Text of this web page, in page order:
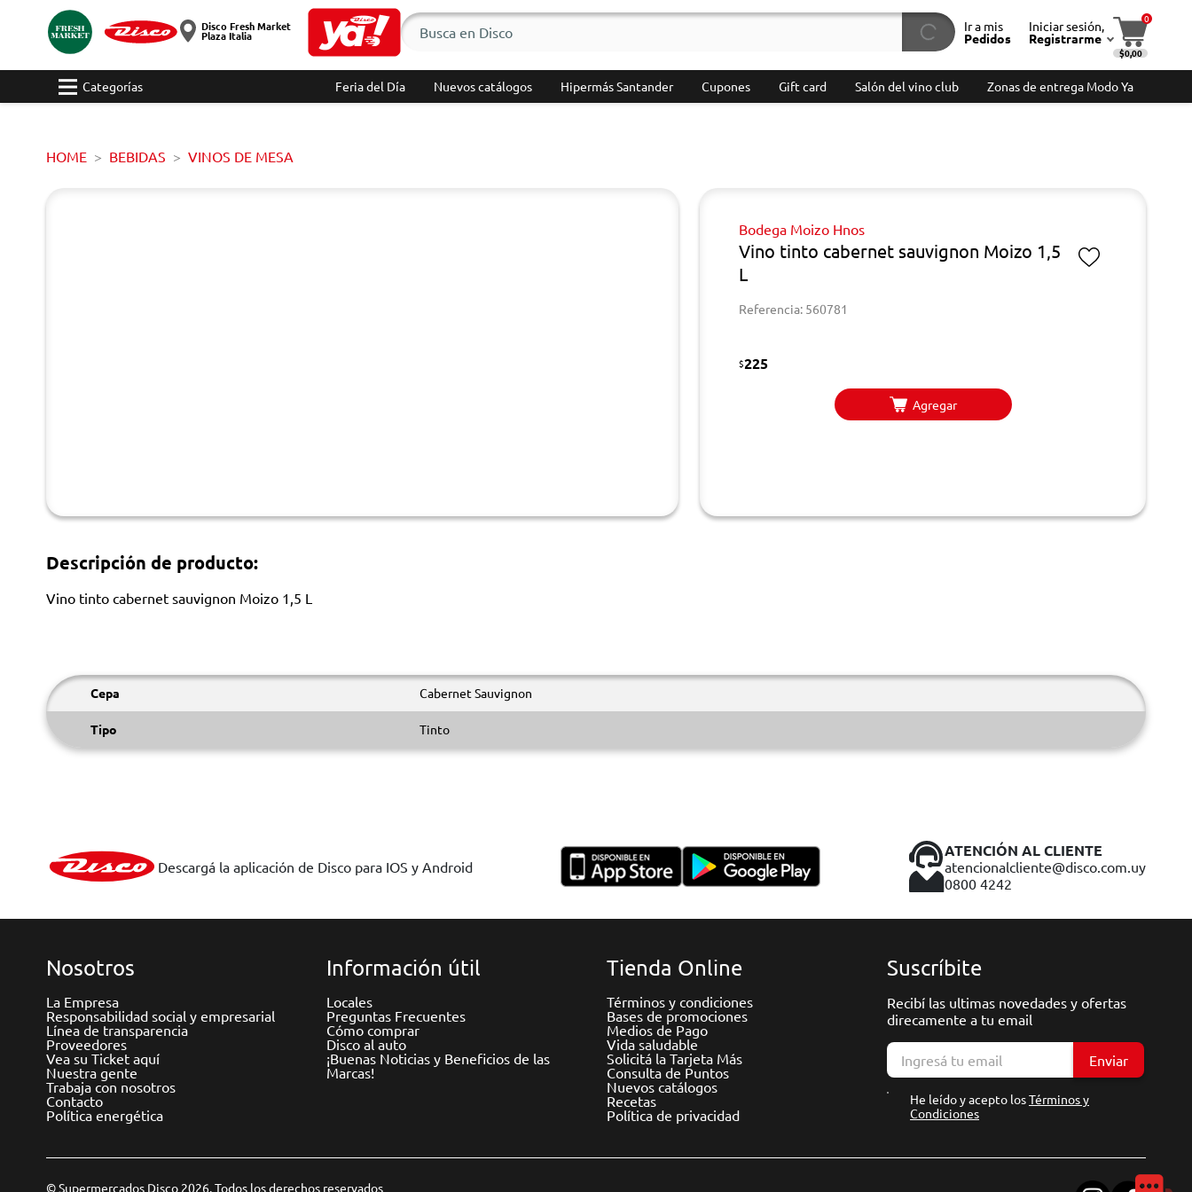
Disco Fresh Market
Plaza Italia
Ir a mis
Pedidos
Iniciar sesión,
Registrarme
0
$0,00
Categorías Feria del Día Nuevos catálogos Hipermás Santander Cupones Gift card Salón del vino club Zonas de entrega Modo Ya
HOME BEBIDAS VINOS DE MESA
Bodega Moizo Hnos
Vino tinto cabernet sauvignon Moizo 1,5
L
Referencia: 560781
$225
Agregar
Descripción de producto:
Vino tinto cabernet sauvignon Moizo 1,5 L
Cepa Cabernet Sauvignon
Tipo Tinto
Descargá la aplicación de Disco para IOS y Android
ATENCIÓN AL CLIENTE
atencionalcliente@disco.com.uy
0800 4242
Nosotros
La Empresa
Responsabilidad social y empresarial
Línea de transparencia
Proveedores
Vea su Ticket aquí
Nuestra gente
Trabaja con nosotros
Contacto
Política energética
Información útil
Locales
Preguntas Frecuentes
Cómo comprar
Disco al auto
¡Buenas Noticias y Beneficios de las
Marcas!
Tienda Online
Términos y condiciones
Bases de promociones
Medios de Pago
Vida saludable
Solicitá la Tarjeta Más
Consulta de Puntos
Nuevos catálogos
Recetas
Política de privacidad
Suscríbite
Recibí las ultimas novedades y ofertas
direcamente a tu email
Enviar
He leído y acepto losTérminos y
Condiciones
© Supermercados Disco 2026. Todos los derechos reservados